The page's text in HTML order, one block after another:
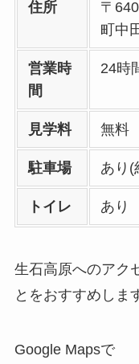
住所
〒
町中
営業時
間
24時
見学料 無料
駐車場 あり(
トイレ あり
生石高原へのアク
とをおすすめしま
Google Mapsで